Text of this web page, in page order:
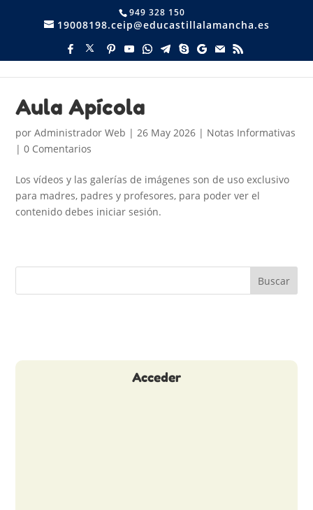
949 328 150
19008198.ceip@educastillalamancha.es
Aula Apícola
porAdministrador Web |26 May 2026 | Notas Informativas
|0 Comentarios
Los vídeos y las galerías de imágenes son de uso exclusivo
para madres, padres y profesores, para poder ver el
contenido debes iniciar sesión.
Buscar
Acceder